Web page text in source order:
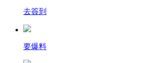
去簽到
要爆料